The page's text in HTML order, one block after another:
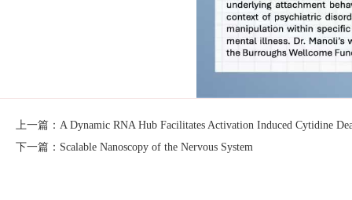
上一篇：A Dynamic RNA Hub Facilitates Activation Induced Cytidine
下一篇：Scalable Nanoscopy of the Nervous System